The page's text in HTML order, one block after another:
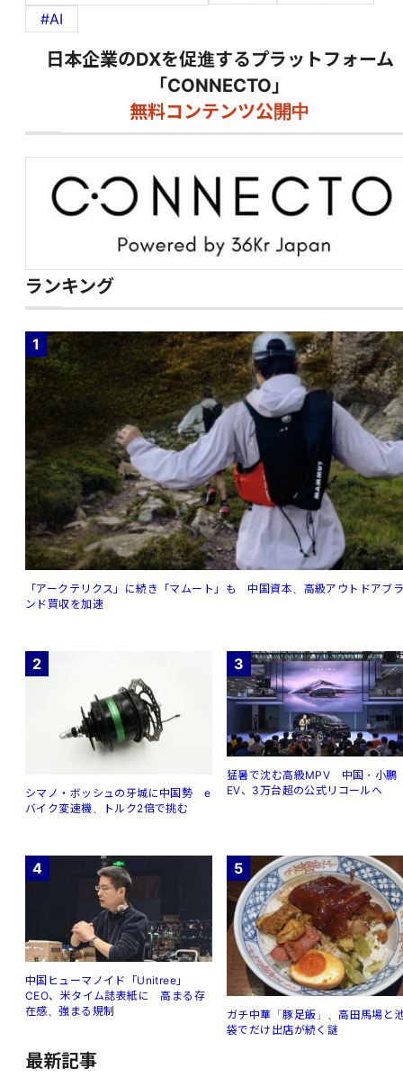
#AI
日本企業のDXを促進するプラットフォーム
「CONNECTO」
無料コンテンツ公開中
ランキング
1
「アークテリクス」に続き「マムート」も 中国資本、高級アウトドアブ
ンド買収を加速
2
シマノ・ボッシュの牙城に中国勢 e
バイク変速機、トルク2倍で挑む
3
猛暑で沈む高級MPV 中国・小鵬
EV、3万台超の公式リコールへ
4
中国ヒューマノイド「Unitree」
CEO、米タイム誌表紙に 高まる存
在感、強まる規制
5
ガチ中華「豚足飯」、高田馬場と
袋でだけ出店が続く謎
最新記事